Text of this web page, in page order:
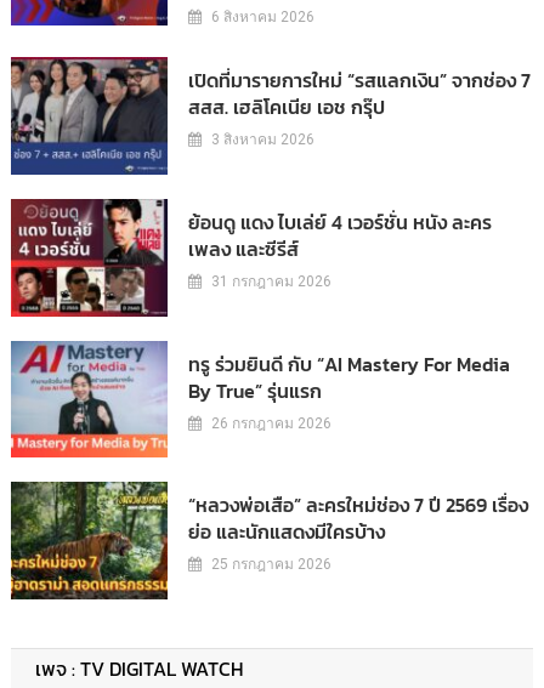
6 สิงหาคม 2026
เปิดที่มารายการใหม่ “รสแลกเงิน” จากช่อง 7
สสส. เฮลิโคเนีย เอช กรุ๊ป
3 สิงหาคม 2026
ย้อนดู แดง ไบเล่ย์ 4 เวอร์ชั่น หนัง ละคร
เพลง และซีรีส์
31 กรกฎาคม 2026
ทรู ร่วมยินดี กับ “AI Mastery For Media
By True” รุ่นแรก
26 กรกฎาคม 2026
“หลวงพ่อเสือ” ละครใหม่ช่อง 7 ปี 2569 เรื่อง
ย่อ และนักแสดงมีใครบ้าง
25 กรกฎาคม 2026
เพจ : TV DIGITAL WATCH